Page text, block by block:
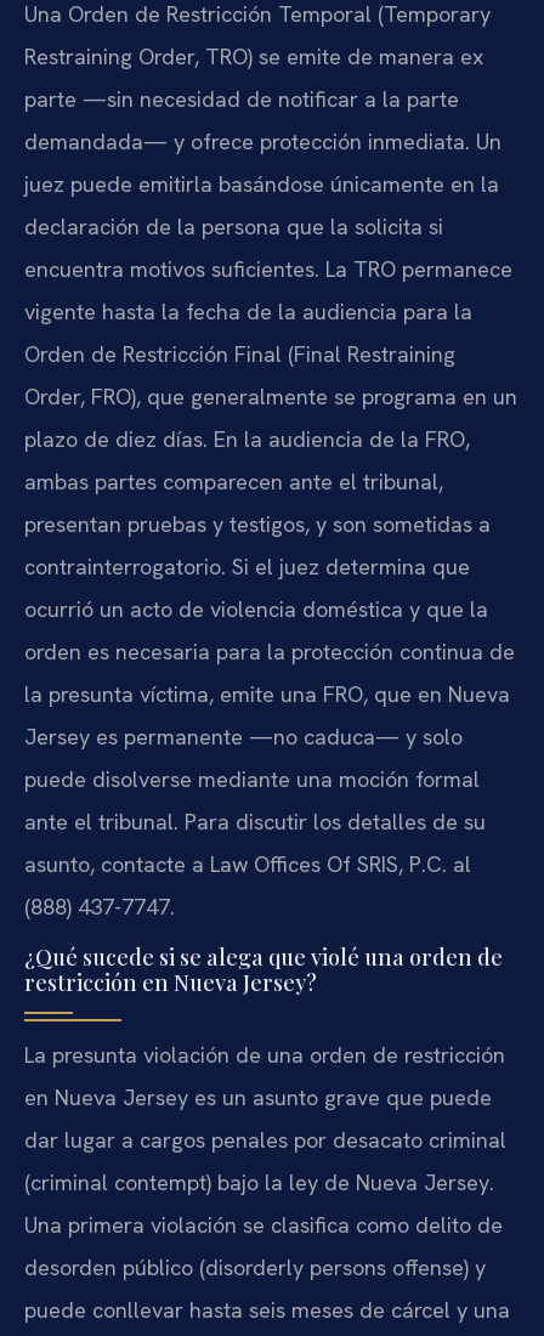
Una Orden de Restricción Temporal (Temporary
Restraining Order, TRO) se emite de manera ex
parte —sin necesidad de notificar a la parte
demandada— y ofrece protección inmediata. Un
juez puede emitirla basándose únicamente en la
declaración de la persona que la solicita si
encuentra motivos suficientes. La TRO permanece
vigente hasta la fecha de la audiencia para la
Orden de Restricción Final (Final Restraining
Order, FRO), que generalmente se programa en un
plazo de diez días. En la audiencia de la FRO,
ambas partes comparecen ante el tribunal,
presentan pruebas y testigos, y son sometidas a
contrainterrogatorio. Si el juez determina que
ocurrió un acto de violencia doméstica y que la
orden es necesaria para la protección continua de
la presunta víctima, emite una FRO, que en Nueva
Jersey es permanente —no caduca— y solo
puede disolverse mediante una moción formal
ante el tribunal. Para discutir los detalles de su
asunto, contacte a Law Offices Of SRIS, P.C. al
(888) 437-7747.
¿Qué sucede si se alega que violé una orden de
restricción en Nueva Jersey?
La presunta violación de una orden de restricción
en Nueva Jersey es un asunto grave que puede
dar lugar a cargos penales por desacato criminal
(criminal contempt) bajo la ley de Nueva Jersey.
Una primera violación se clasifica como delito de
desorden público (disorderly persons offense) y
puede conllevar hasta seis meses de cárcel y una